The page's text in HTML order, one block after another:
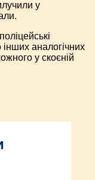
у
інших аналогічних
у скоєній